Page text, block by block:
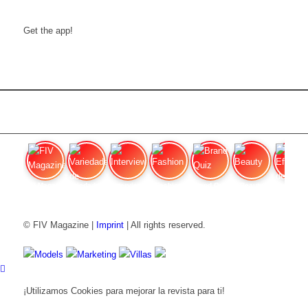
Get the app!
© FIV Magazine | Imprint| All rights reserved.
Models Marketing Villas
¡Utilizamos Cookies para mejorar la revista para ti!